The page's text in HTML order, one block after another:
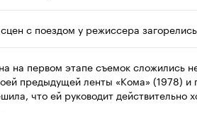
с поездом у режиссера
на первом этапе съемок сложились
предыдущей ленты «Кома» (1978)
что ей руководит действительно